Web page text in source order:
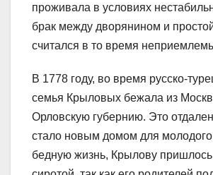
проживала в условиях
брак между дворянином и
считался в то время
В 1778 году, во время русско-
семья Крыловых бежала из
Орловскую губернию. Это
стало новым домом для
бедную жизнь, Крылову пришлось